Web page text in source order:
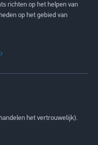
richten op het helpen van
op het gebied van
het vertrouwelijk).